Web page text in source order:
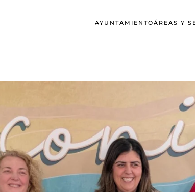
AYUNTAMIENTOÁREAS Y